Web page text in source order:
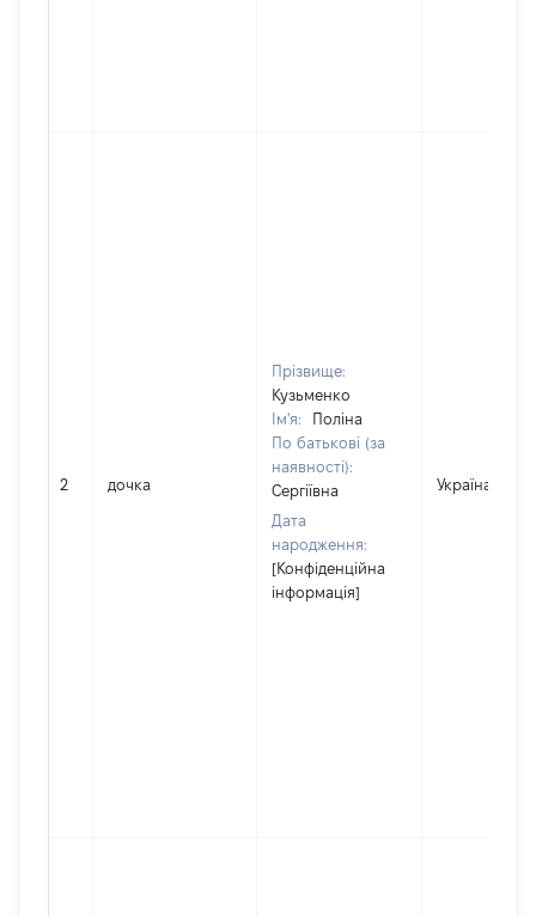
2 дочка
Прізвище:
Кузьменко
Ім'я:
Поліна
По батькові (за
наявності):
Сергіївна
Дата
народження:
[Конфіденційна
інформація]
Україна